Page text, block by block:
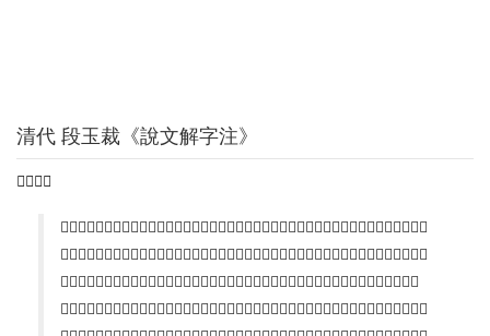
清代 段玉裁《說文解字注》
𡩡持也。
𡩡各本作索。今正。入室𢯱曰𡩡。𡩡持、謂摸索而持之。周禮環人。搏諜賊。釋文云。搏音博。
又房布反。劉音付。射人注。貍、善搏者也。行則止而擬度焉。其發必獲。釋文云。搏音博。劉
音付。士師注。胥讀爲宿偦之偦。偦謂司搏盜賊也。釋文云。搏音博。劉音付。小雅車攻箋。
獸、田獵搏獸也。釋文云。搏音博。舊音付。按小司徒注之伺捕盜賊、卽士師注之司搏盜賊也。